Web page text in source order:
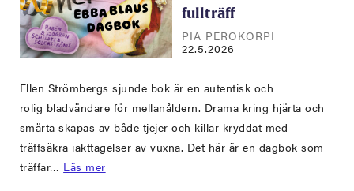
fullträff
PIA PEROKORPI
22.5.2026
Ellen Strömbergs sjunde bok är en autentisk och
rolig bladvändare för mellanåldern. Drama kring hjärta och
smärta skapas av både tjejer och killar kryddat med
träffsäkra iakttagelser av vuxna. Det här är en dagbok som
träffar… Läs mer